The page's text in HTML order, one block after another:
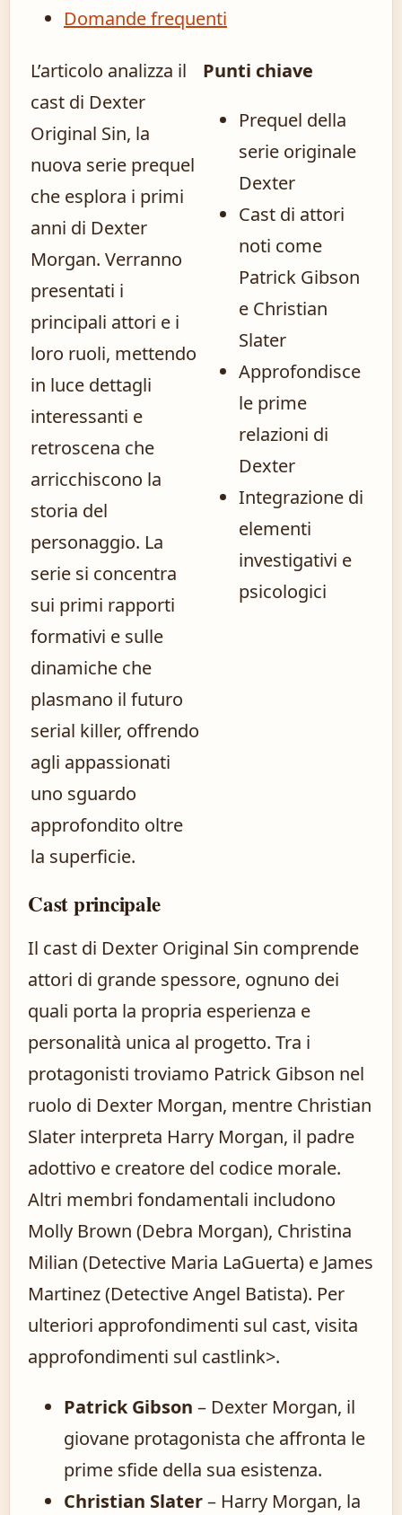
Domande frequenti
L’articolo analizza il
cast di Dexter
Original Sin, la
nuova serie prequel
che esplora i primi
anni di Dexter
Morgan. Verranno
presentati i
principali attori e i
loro ruoli, mettendo
in luce dettagli
interessanti e
retroscena che
arricchiscono la
storia del
personaggio. La
serie si concentra
sui primi rapporti
formativi e sulle
dinamiche che
plasmano il futuro
serial killer, offrendo
agli appassionati
uno sguardo
approfondito oltre
la superficie.
Punti chiave
Prequel della
serie originale
Dexter
Cast di attori
noti come
Patrick Gibson
e Christian
Slater
Approfondisce
le prime
relazioni di
Dexter
Integrazione di
elementi
investigativi e
psicologici
Cast principale
Il cast di Dexter Original Sin comprende
attori di grande spessore, ognuno dei
quali porta la propria esperienza e
personalità unica al progetto. Tra i
protagonisti troviamo Patrick Gibson nel
ruolo di Dexter Morgan, mentre Christian
Slater interpreta Harry Morgan, il padre
adottivo e creatore del codice morale.
Altri membri fondamentali includono
Molly Brown (Debra Morgan), Christina
Milian (Detective Maria LaGuerta) e James
Martinez (Detective Angel Batista). Per
ulteriori approfondimenti sul cast, visita
approfondimenti sul castlink>.
Patrick Gibson – Dexter Morgan, il
giovane protagonista che affronta le
prime sfide della sua esistenza.
Christian Slater– Harry Morgan, la